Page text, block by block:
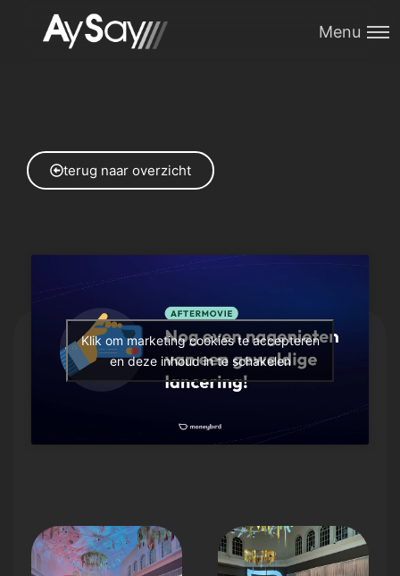
Menu
terug naar overzicht
Klik om marketing cookies te accepteren
en deze inhoud in te schakelen